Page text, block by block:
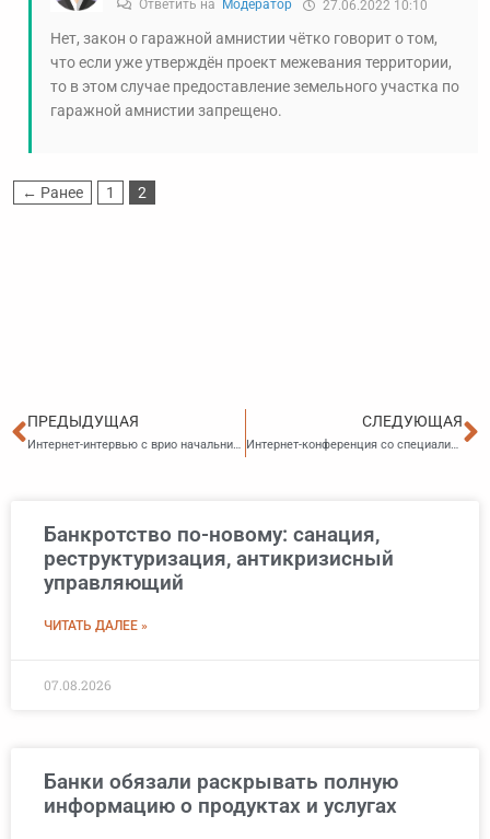
Ответить на Модератор 27.06.2022 10:10
Нет, закон о гаражной амнистии чётко говорит о том,
что если уже утверждён проект межевания территории,
то в этом случае предоставление земельного участка по
гаражной амнистии запрещено.
← Ранее 1 2
Пред
ПРЕДЫДУЩАЯ
Интернет-интервью с врио начальника отдела исполнительного производства УФССП России по Приморскому краю Натальей Сергеевной Криваль на тему: «Взыскание задолженности по алиментам»
СЛЕДУЮЩАЯ
Интернет-конференция со специалистами Управления Федеральной налоговой службы РФ по Приморскому краю «Практика применения режимов СПВ и ТОСЭР в Приморском крае»
Банкротство по-новому: санация,
реструктуризация, антикризисный
управляющий
ЧИТАТЬ ДАЛЕЕ »
07.08.2026
Банки обязали раскрывать полную
информацию о продуктах и услугах